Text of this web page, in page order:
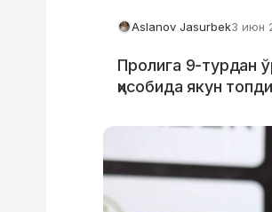
Aslanov Jasurbek3 июн
Пролига 9-турдан
ҳисобида якун